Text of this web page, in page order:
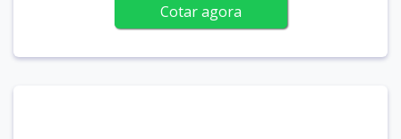
Cotar agora